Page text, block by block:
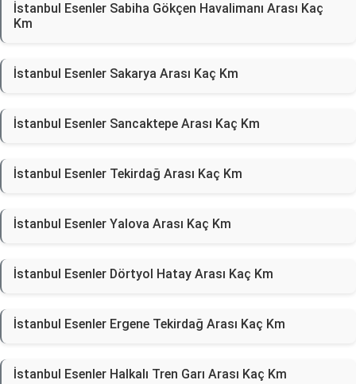
İstanbul Esenler Sabiha Gökçen Havalimanı Arası Kaç
Km
İstanbul Esenler Sakarya Arası Kaç Km
İstanbul Esenler Sancaktepe Arası Kaç Km
İstanbul Esenler Tekirdağ Arası Kaç Km
İstanbul Esenler Yalova Arası Kaç Km
İstanbul Esenler Dörtyol Hatay Arası Kaç Km
İstanbul Esenler Ergene Tekirdağ Arası Kaç Km
İstanbul Esenler Halkalı Tren Garı Arası Kaç Km